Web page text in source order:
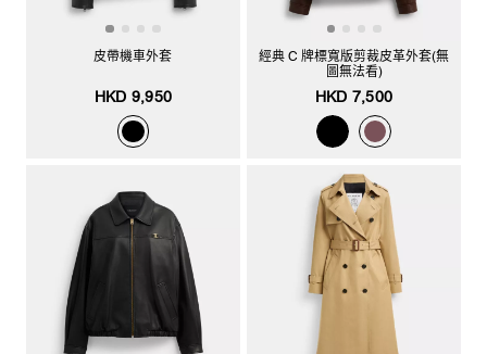
皮帶機車外套
HKD 9,950
經典 C 牌標寬版剪裁皮革外套(無
圖無法看)
HKD 7,500